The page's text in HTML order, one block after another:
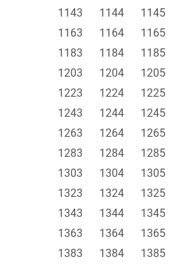
1143
1144 1145
1163
1164 1165
1183
1184 1185
1203
1204 1205
1223
1224 1225
1243
1244 1245
1263
1264 1265
1283
1284 1285
1303
1304 1305
1323
1324 1325
1343
1344 1345
1363
1364 1365
1383
1384 1385